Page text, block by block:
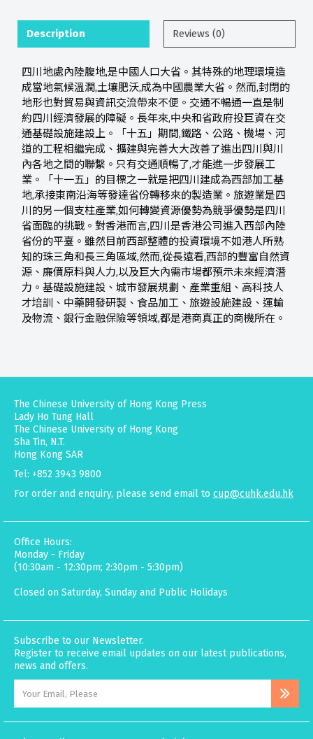
Description Reviews (0)
四川地處內陸腹地,是中國人口大省。其特殊的地理環境造
成當地氣候溫潤,土壤肥沃,成為中國農業大省。然而,封閉的
地形也對貿易與資訊交流帶來不便。交通不暢通一直是制
約四川經濟發展的障礙。長年來,中央和省政府投巨資在交
通基礎設施建設上。「十五」期間,鐵路、公路、機場、河
道的工程相繼完成、擴建與完善大大改善了進出四川與川
內各地之間的聯繫。只有交通順暢了,才能進一步發展工
業。「十一五」的目標之一就是把四川建成為西部加工基
地,承接東南沿海等發達省份轉移來的製造業。旅遊業是四
川的另一個支柱產業,如何轉變資源優勢為競爭優勢是四川
省面臨的挑戰。對香港而言,四川是香港公司進入西部內陸
省份的平臺。雖然目前西部整體的投資環境不如港人所熟
知的珠三角和長三角區域,然而,從長遠看,西部的豐富自然資
源、廉價原料與人力,以及巨大內需市場都預示未來經濟潛
力。基礎設施建設、城市發展規劃、產業重組、高科技人
才培訓、中藥開發研製、食品加工、旅遊設施建設、運輸
及物流、銀行金融保險等領域,都是港商真正的商機所在。
The Chinese University of Hong Kong Press
Lady Ho Tung Hall
The Chinese University of Hong Kong
Sha Tin, N.T.
Hong Kong SAR
Tel: +852 3943 9800
For order and enquiry, please send email to cup@cuhk.edu.hk
Office Hours:
Monday - Friday
(10:30am - 12:30pm; 2:30pm - 5:30pm)
Closed on Saturday, Sunday and Public Holidays
Subscribe to our Newsletter.
Register to receive email updates on our latest publications,
news and offers.